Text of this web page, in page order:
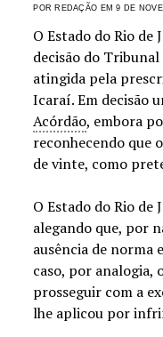
POR REDAÇÃO EM 9 DE
O Estado do Rio
decisão do Tribunal
atingida pela
Icaraí. Em decisão
Acórdão, embora
reconhecendo que
de vinte, como
O Estado do Rio
alegando que, por
ausência de norma
caso, por analogia,
prosseguir com a
lhe aplicou por